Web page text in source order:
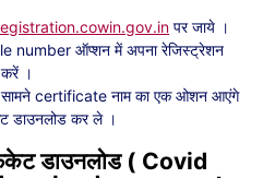
पर जाये ।
number ऑप्शन में अपना रेजिस्ट्रेशन
।
certificate नाम का एक ओशन आएंगे
डाउनलोड कर ले ।
डाउनलोड ( Covid